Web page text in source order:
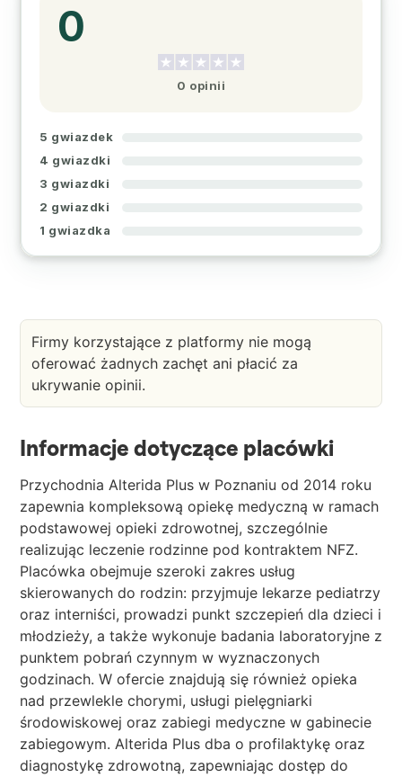
0
0 opinii
5 gwiazdek
4 gwiazdki
3 gwiazdki
2 gwiazdki
1 gwiazdka
Firmy korzystające z platformy nie mogą
oferować żadnych zachęt ani płacić za
ukrywanie opinii.
Informacje dotyczące placówki
Przychodnia Alterida Plus w Poznaniu od 2014 roku
zapewnia kompleksową opiekę medyczną w ramach
podstawowej opieki zdrowotnej, szczególnie
realizując leczenie rodzinne pod kontraktem NFZ.
Placówka obejmuje szeroki zakres usług
skierowanych do rodzin: przyjmuje lekarze pediatrzy
oraz interniści, prowadzi punkt szczepień dla dzieci i
młodzieży, a także wykonuje badania laboratoryjne z
punktem pobrań czynnym w wyznaczonych
godzinach. W ofercie znajdują się również opieka
nad przewlekle chorymi, usługi pielęgniarki
środowiskowej oraz zabiegi medyczne w gabinecie
zabiegowym. Alterida Plus dba o profilaktykę oraz
diagnostykę zdrowotną, zapewniając dostęp do